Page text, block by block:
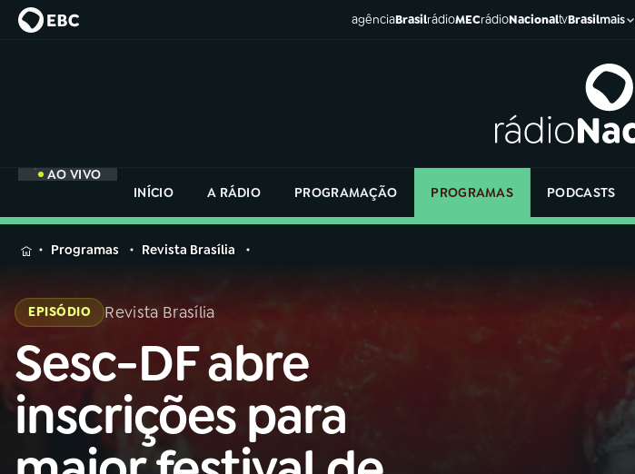
agênciaBrasilrádioMECrádioNacionaltvBrasilmais
AO VIVO
INÍCIO
A RÁDIO PROGRAMAÇÃO PROGRAMAS PODCASTS
MENU
Buscar
na
Rádio
Nacional
AO VIVO
01INÍCIO
na
Rádio
Programas Revista Brasília
EPISÓDIO Revista Brasília
Sesc-DF abre
inscrições para